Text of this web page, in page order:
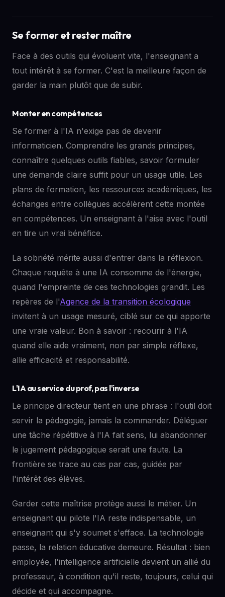
Se former et rester maître
Face à des outils qui évoluent vite, l'enseignant a
tout intérêt à se former. C'est la meilleure façon de
garder la main plutôt que de subir.
Monter en compétences
Se former à l'IA n'exige pas de devenir
informaticien. Comprendre les grands principes,
connaître quelques outils fiables, savoir formuler
une demande claire suffit pour un usage utile. Les
plans de formation, les ressources académiques, les
échanges entre collègues accélèrent cette montée
en compétences. Un enseignant à l'aise avec l'outil
en tire un vrai bénéfice.
La sobriété mérite aussi d'entrer dans la réflexion.
Chaque requête à une IA consomme de l'énergie,
quand l'empreinte de ces technologies grandit. Les
repères de l'Agence de la transition écologique
invitent à un usage mesuré, ciblé sur ce qui apporte
une vraie valeur. Bon à savoir : recourir à l'IA
quand elle aide vraiment, non par simple réflexe,
allie efficacité et responsabilité.
L'IA au service du prof, pas l'inverse
Le principe directeur tient en une phrase : l'outil doit
servir la pédagogie, jamais la commander. Déléguer
une tâche répétitive à l'IA fait sens, lui abandonner
le jugement pédagogique serait une faute. La
frontière se trace au cas par cas, guidée par
l'intérêt des élèves.
Garder cette maîtrise protège aussi le métier. Un
enseignant qui pilote l'IA reste indispensable, un
enseignant qui s'y soumet s'efface. La technologie
passe, la relation éducative demeure. Résultat : bien
employée, l'intelligence artificielle devient un allié du
professeur, à condition qu'il reste, toujours, celui qui
décide et qui accompagne.